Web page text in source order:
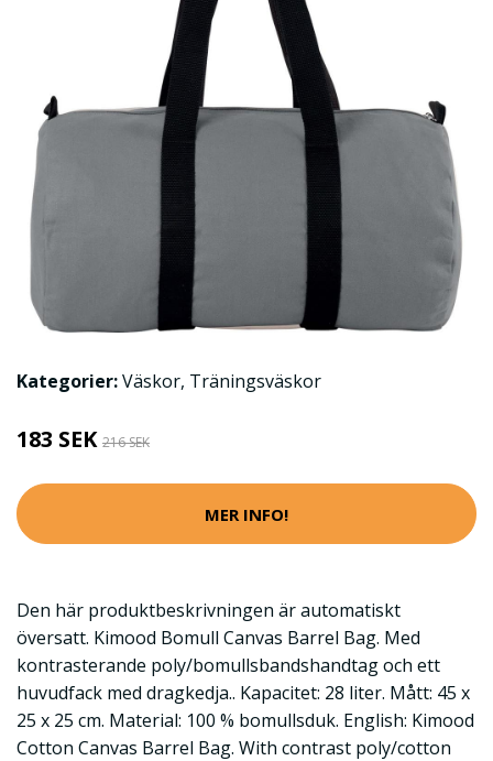
Kategorier:Väskor, Träningsväskor
183 SEK 216 SEK
MER INFO!
Den här produktbeskrivningen är automatiskt
översatt. Kimood Bomull Canvas Barrel Bag. Med
kontrasterande poly/bomullsbandshandtag och ett
huvudfack med dragkedja.. Kapacitet: 28 liter. Mått: 45 x
25 x 25 cm. Material: 100 % bomullsduk. English: Kimood
Cotton Canvas Barrel Bag. With contrast poly/cotton